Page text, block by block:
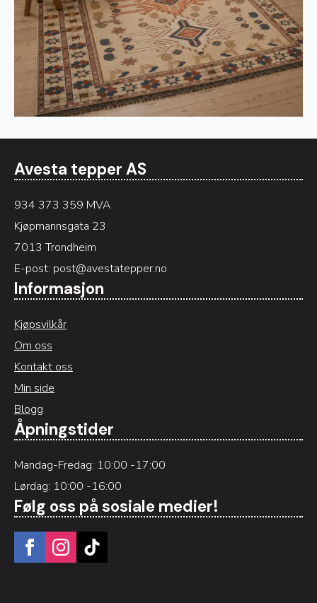
Avesta tepper AS
934 373 359 MVA
Kjøpmannsgata 23
7013 Trondheim
E-post: post@avestatepper.no
Informasjon
Kjøpsvilkår
Om oss
Kontakt oss
Min side
Blogg
Åpningstider
Mandag-Fredag: 10:00 -17:00
Lørdag: 10:00 -16:00
Følg oss på sosiale medier!